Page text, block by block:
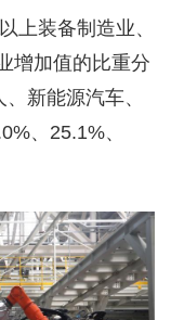
上装备制造业、
增加值的比重分
新能源汽车、
、25.1%、